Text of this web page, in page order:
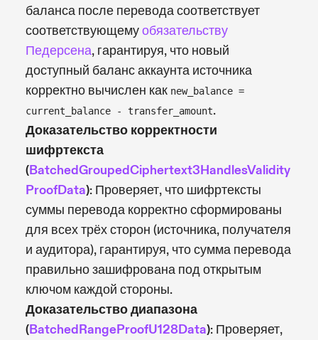
баланса после перевода соответствует
соответствующемуобязательству
Педерсена, гарантируя, что новый
доступный баланс аккаунта источника
корректно вычислен как new_balance =
current_balance - transfer_amount.
Доказательство корректности
шифртекста
(BatchedGroupedCiphertext3HandlesValidity
ProofData): Проверяет, что шифртексты
суммы перевода корректно сформированы
для всех трёх сторон (источника, получателя
и аудитора), гарантируя, что сумма перевода
правильно зашифрована под открытым
ключом каждой стороны.
Доказательство диапазона
(BatchedRangeProofU128Data): Проверяет,